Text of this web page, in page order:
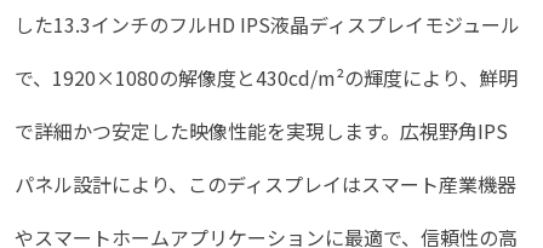
した13.3インチのフルHD IPS液晶ディスプレイモジュール
で、1920×1080の解像度と430cd/m²の輝度により、鮮明
で詳細かつ安定した映像性能を実現します。広視野角IPS
パネル設計により、このディスプレイはスマート産業機器
やスマートホームアプリケーションに最適で、信頼性の高